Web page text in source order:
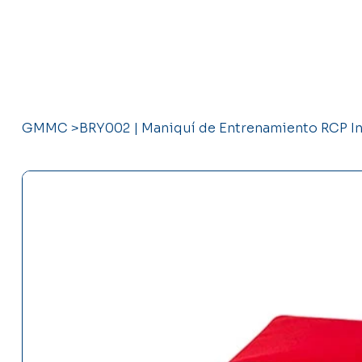
GMMC >BRY002 | Maniquí de Entrenamiento RCP